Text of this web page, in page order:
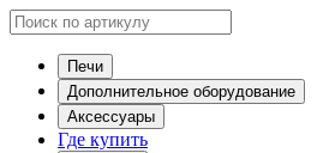
Печи
Дополнительное оборудование
Аксессуары
Где купить